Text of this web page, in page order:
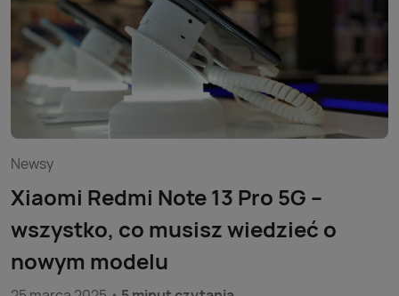
Newsy
Xiaomi Redmi Note 13 Pro 5G –
wszystko, co musisz wiedzieć o
nowym modelu